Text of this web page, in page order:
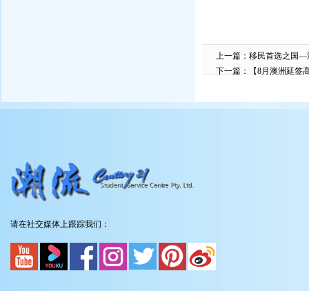
上一篇： 移民首选之国—
下一篇：
【8月澳洲延
请在社交媒体上跟踪我们：